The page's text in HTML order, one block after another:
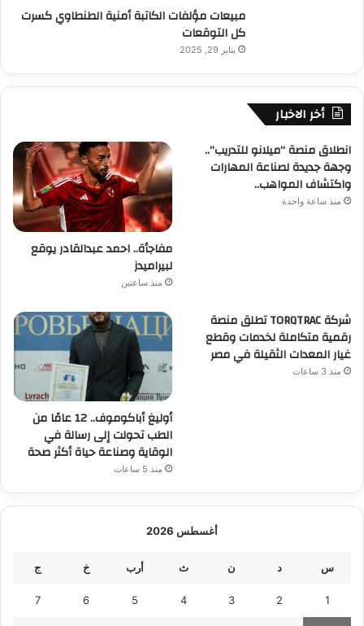
مبيعات مؤلفات الكاتبة أمنية الطنطاوي كسرت
كل التوقعات
يناير 29, 2025
أخر الاخبار
انطلاق منصة “ميلانو للتدريب”..
وجهة جديدة لصناعة المهارات
واكتشاف المواهب..
منذ ساعة واحدة
مفاجأة.. احمد عبدالقادر يوقع
لبيراميدز
منذ ساعتين
شركة TORQTRAC تطلق منصة
رقمية متكاملة لخدمات وقطع
غيار المعدات الثقيلة في مصر
منذ 3 ساعات
أوليغ أباكوموف.. 12 عامًا من
الطب تحولت إلى رسالة في
الوقاية وصناعة حياة أكثر صحة
منذ 5 ساعات
أغسطس 2026
س د ن ث أرب خ ج
1
2
3
4
5
6
7